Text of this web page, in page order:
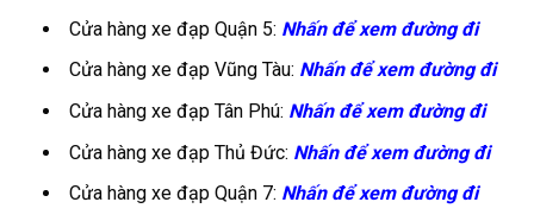
Cửa hàng xe đạp Quận 5: Nhấn để xem đường đi
Cửa hàng xe đạp Vũng Tàu: Nhấn để xem đường đi
Cửa hàng xe đạp Tân Phú: Nhấn để xem đường đi
Cửa hàng xe đạp Thủ Đức: Nhấn để xem đường đi
Cửa hàng xe đạp Quận 7: Nhấn để xem đường đi